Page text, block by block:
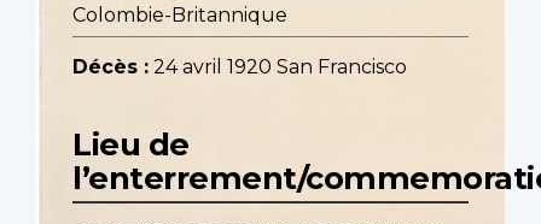
Colombie-Britannique
Décès : 24 avril 1920 San Francisco
Lieu de
l’enterrement/